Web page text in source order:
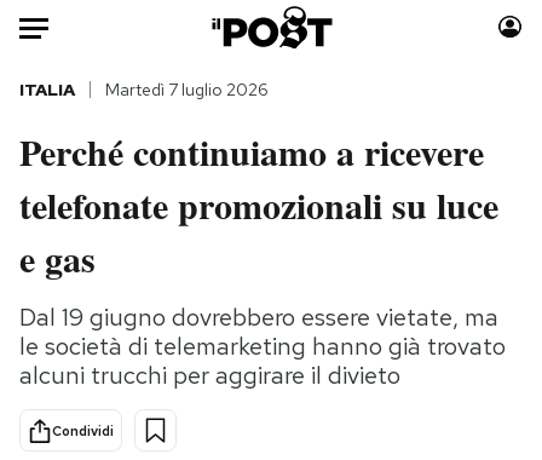
HOME
Italia
Politica
Tecnologia
Internet
Scienza
Cultura
Economia
Moda
Storie/Idee
Ok Boomer!
Media
ITALIA Martedì 7 luglio 2026
Perché continuiamo a ricevere
telefonate promozionali su luce
e gas
Dal 19 giugno dovrebbero essere vietate, ma
le società di telemarketing hanno già trovato
alcuni trucchi per aggirare il divieto
Condividi